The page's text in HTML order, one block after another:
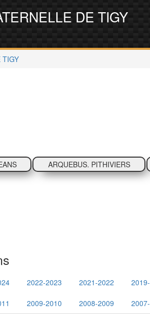
DE TIGY
TIGY
ARQUEBUS. PITHIVIERS
2022-2023 2021-2022
2009-2010 2008-2009